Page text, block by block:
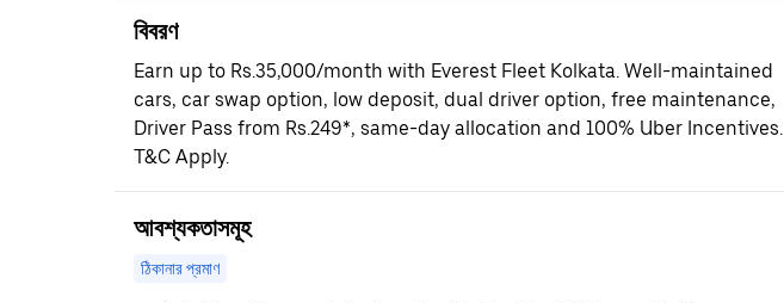
বিবরণ
Earn up to Rs.35,000/month with Everest Fleet Kolkata. Well-maintained
cars, car swap option, low deposit, dual driver option, free maintenance,
Driver Pass from Rs.249*, same-day allocation and 100% Uber Incentives.
T&C Apply.
আবশ্যকতাসমূহ
ঠিকানার প্রমাণ